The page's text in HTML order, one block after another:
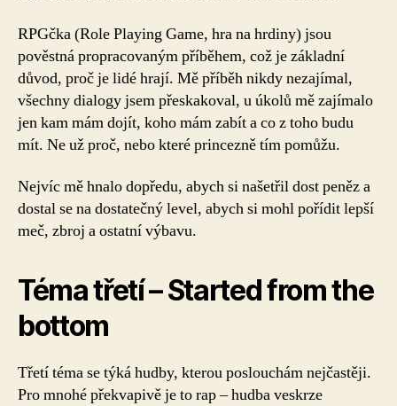
RPGčka (Role Playing Game, hra na hrdiny) jsou
pověstná propracovaným příběhem, což je základní
důvod, proč je lidé hrají. Mě příběh nikdy nezajímal,
všechny dialogy jsem přeskakoval, u úkolů mě zajímalo
jen kam mám dojít, koho mám zabít a co z toho budu
mít. Ne už proč, nebo které princezně tím pomůžu.
Nejvíc mě hnalo dopředu, abych si našetřil dost peněz a
dostal se na dostatečný level, abych si mohl pořídit lepší
meč, zbroj a ostatní výbavu.
Téma třetí – Started from the
bottom
Třetí téma se týká hudby, kterou poslouchám nejčastěji.
Pro mnohé překvapivě je to rap – hudba veskrze